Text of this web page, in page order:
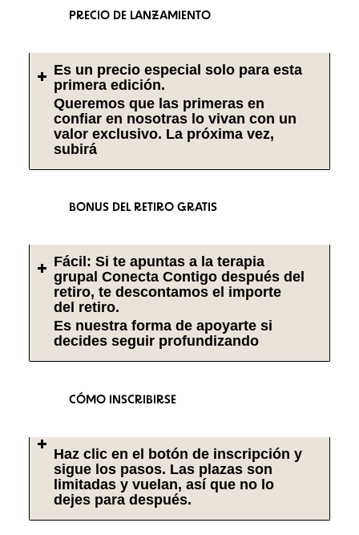
PRECIO DE LANZAMIENTO
Es un precio especial solo para esta
primera edición.
Queremos que las primeras en
confiar en nosotras lo vivan con un
valor exclusivo. La próxima vez,
subirá
BONUS DEL RETIRO GRATIS
Fácil: Si te apuntas a la terapia
grupal Conecta Contigo después del
retiro, te descontamos el importe
del retiro.
Es nuestra forma de apoyarte si
decides seguir profundizando
CÓMO INSCRIBIRSE
Haz clic en el botón de inscripción y
sigue los pasos. Las plazas son
limitadas y vuelan, así que no lo
dejes para después.